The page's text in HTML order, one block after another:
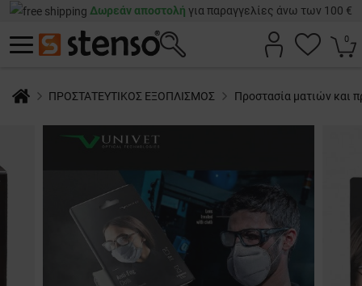
Δωρεάν αποστολή για παραγγελίες άνω των 100 €
0
ΠΡΟΣΤΑΤΕΥΤΙΚΟΣ ΕΞΟΠΛΙΣΜΟΣ Προστασία ματιών και